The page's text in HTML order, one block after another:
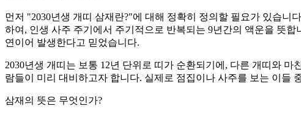
먼저 "2030년생 개띠 삼재란?"에 대해 정확히 정의할 필요가 있습니
하여, 인생 사주 주기에서 주기적으로 반복되는 9년간의 액운을 뜻
연이어 발생한다고 믿었습니다.
2030년생 개띠는 보통 12년 단위로 띠가 순환되기에, 다른 개띠와
람들이 미리 대비하고자 합니다. 실제로 점집이나 사주를 보는 이들
삼재의 뜻은 무엇인가?